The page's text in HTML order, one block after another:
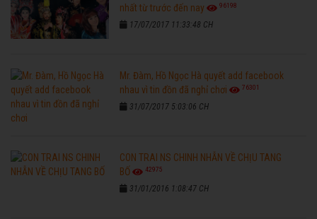
nhất từ trước đến nay
96198
17/07/2017 11:33:48 CH
Mr. Đàm, Hồ Ngọc Hà quyết add facebook
nhau vì tin đồn đã nghỉ chơi
76301
31/07/2017 5:03:06 CH
CON TRAI NS CHINH NHẪN VỀ CHỊU TANG
BỐ
42975
31/01/2016 1:08:47 CH